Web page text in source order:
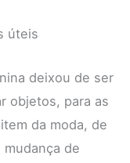
úteis
deixou de ser
objetos, para as
da moda, de
de